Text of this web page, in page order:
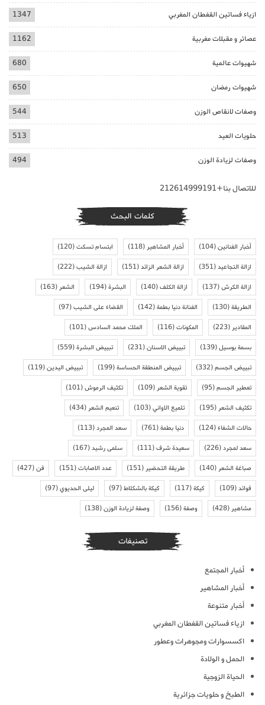
ازياء فساتين القفطان المغربي 1347
عصائر و مقبلات مغربية 1162
شهيوات عالمية 680
شهيوات رمضان 650
وصفات لانقاص الوزن 544
حلويات العيد 513
وصفات لزيادة الوزن 494
للاتصال بنا+212614999191
كلمات البحث
أخبار الفنانين(104) أخبار المشاهير(118) ابتسام تسكت(120)
ازالة التجاعيد(351) ازالة الشعر الزائد(151) ازالة الشيب(222)
ازالة الكرش(137) ازالة الكلف(140) البشرة(194) الشعر(163)
الطريقة(130) الفنانة دنيا بطمة(142) القضاء على الشيب(97)
المقادير(223) المكونات(116) الملك محمد السادس(101)
بسمة بوسيل(139) تبييض الاسنان(231) تبييض البشرة(559)
تبييض الجسم(332) تبييض المنطقة الحساسة(199) تبييض اليدين(119)
تعطير الجسم(95) تقوية الشعر(109) تكثيف الرموش(101)
تكثيف الشعر(195) تلميع الاواني(103) تنعيم الشعر(434)
حالات الشفاء(124) دنيا بطمة(761) سعد المجرد(113)
سعد لمجرد(226) سعيدة شرف(111) سلمى رشيد(167)
صباغة الشعر(140) طريقة التحضير(151) عدد الاصابات(151) فن(427)
فوائد(109) كيكة(117) كيكة بالشكلاط(97) ليلى الحديوي(97)
مشاهير(428) وصفة(156) وصفة لزيادة الوزن(138)
تصنيفات
أخبار المجتمع
أخبار المشاهير
أخبار متنوعة
ازياء فساتين القفطان المغربي
اكسسوارات ومجوهرات وعطور
الحمل و الولادة
الحياة الزوجية
الطبخ و حلويات جزائرية